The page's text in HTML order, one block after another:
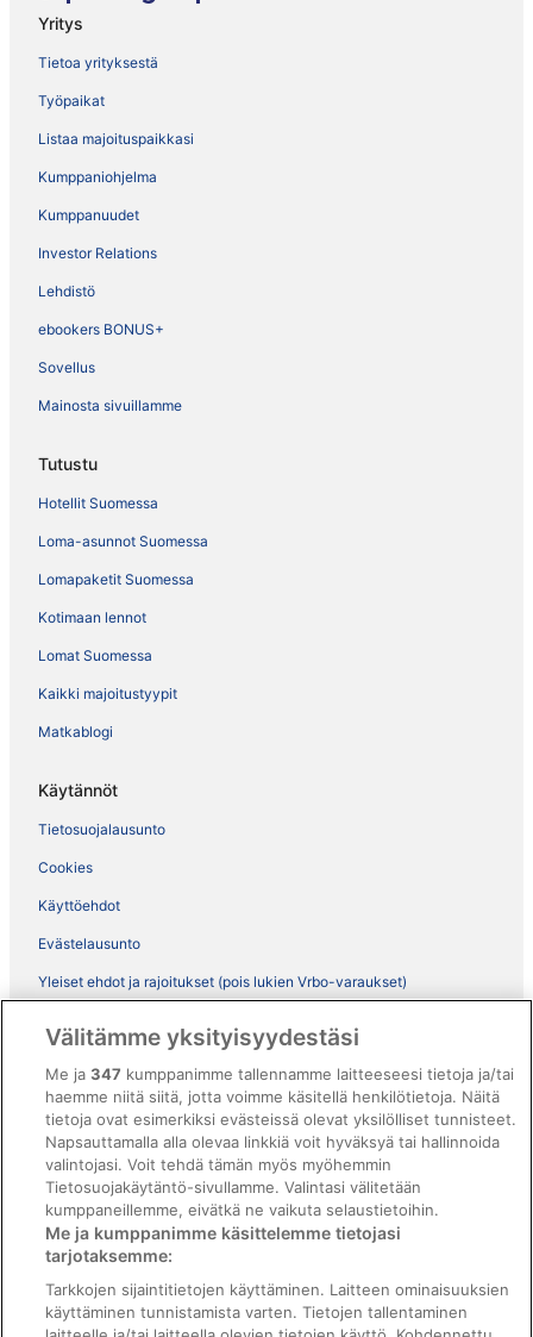
Yritys
Tietoa yrityksestä
Työpaikat
Listaa majoituspaikkasi
Kumppaniohjelma
Kumppanuudet
Investor Relations
Lehdistö
ebookers BONUS+
Sovellus
Mainosta sivuillamme
Tutustu
Hotellit Suomessa
Loma-asunnot Suomessa
Lomapaketit Suomessa
Kotimaan lennot
Lomat Suomessa
Kaikki majoitustyypit
Matkablogi
Käytännöt
Tietosuojalausunto
Cookies
Käyttöehdot
Evästelausunto
Yleiset ehdot ja rajoitukset (pois lukien Vrbo-varaukset)
ebookers BONUS+ -ohjelman ehdot
Oikeudelliset tiedot / ota meihin yhteyttä
Sisältövaatimukset ja ilmoituksen tekeminen sisällöstä
Tuki
Ota yhteyttä
Varauksen muuttaminen tai peruuttaminen
Välitämme yksityisyydestäsi
Me ja347 kumppanimme tallennamme laitteeseesi tietoja ja/tai
haemme niitä siitä, jotta voimme käsitellä henkilötietoja. Näitä
tietoja ovat esimerkiksi evästeissä olevat yksilölliset tunnisteet.
Napsauttamalla alla olevaa linkkiä voit hyväksyä tai hallinnoida
valintojasi. Voit tehdä tämän myös myöhemmin
Tietosuojakäytäntö-sivullamme. Valintasi välitetään
kumppaneillemme, eivätkä ne vaikuta selaustietoihin.
Me ja kumppanimme käsittelemme tietojasi
tarjotaksemme:
Tarkkojen sijaintitietojen käyttäminen. Laitteen ominaisuuksien
käyttäminen tunnistamista varten. Tietojen tallentaminen